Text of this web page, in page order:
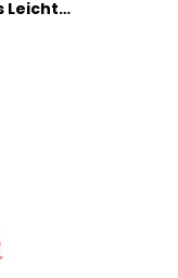
HOOTNEE Party Brille aus Leichte Langlebige Mosaikbrille für Tanz und Themenpartys Ergonomisch Dekorativ und Lustig für Foto Requisiten und Festliche Anlässe